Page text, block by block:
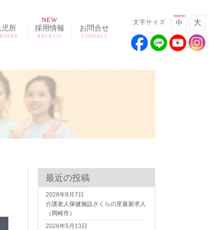
文字サイズ 中 大
児所 採用情報
RECRUIT
NEW
お問合せ
CONTACT
最近の投稿
介護老人保健施設さくらの里最新求人
（岡崎市）
2026年8月7日
2026年5月13日